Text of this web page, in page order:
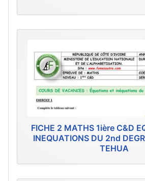
FICHE 2 MATHS 1ière C&D
INEQUATIONS DU 2nd
TEHUA